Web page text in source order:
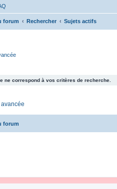
forum Rechercher Sujets actifs
ne correspond à vos critères de recherche.
forum